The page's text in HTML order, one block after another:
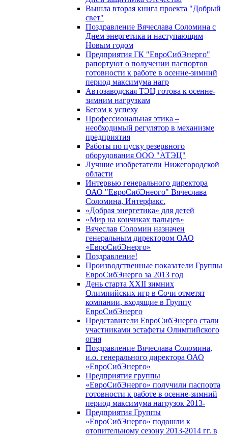
Вышла вторая книга проекта "Добрый
свет"
Поздравление Вячеслава Соломина с
Днем энергетика и наступающим
Новым годом
Предприятия ГК "ЕвроСибЭнерго"
рапортуют о получении паспортов
готовности к работе в осенне-зимний
период максимума нагр
Автозаводская ТЭЦ готова к осенне-
зимним нагрузкам
Бегом к успеху
Профессиональная этика –
необходимый регулятор в механизме
предприятия
Работы по пуску резервного
оборудования ООО "АТЭЦ"
Лучшие изобретатели Нижегородской
области
Интервью генерального директора
ОАО "ЕвроСибЭнеого" Вячеслава
Соломина, Интерфакс.
«Добрая энергетика» для детей
«Мир на кончиках пальцев»
Вячеслав Соломин назначен
генеральным директором ОАО
«ЕвроСибЭнерго»
Поздравление!
Производственные показатели Группы
ЕвроСибЭнерго за 2013 год
День старта XXII зимних
Олимпийских игр в Сочи отметят
компании, входящие в Группу
ЕвроСибЭнерго
Представители ЕвроСибЭнерго стали
участниками эстафеты Олимпийского
огня
Поздравление Вячеслава Соломина,
и.о. генерального директора ОАО
«ЕвроСибЭнерго»
Предприятия группы
«ЕвроСибЭнерго» получили паспорта
готовности к работе в осенне-зимний
период максимума нагрузок 2013-
Предприятия Группы
«ЕвроСибЭнерго» подошли к
отопительному сезону 2013-2014 гг. в